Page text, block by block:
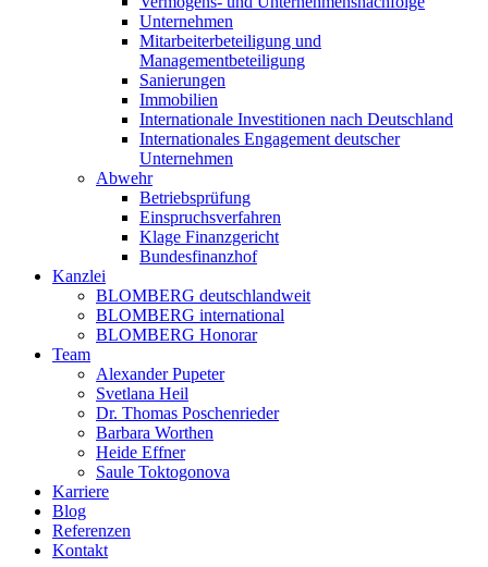
Unternehmen
Mitarbeiterbeteiligung und
Managementbeteiligung
Sanierungen
Immobilien
Internationale Investitionen nach Deutschland
Internationales Engagement deutscher
Unternehmen
Abwehr
Betriebsprüfung
Einspruchsverfahren
Klage Finanzgericht
Bundesfinanzhof
Kanzlei
BLOMBERG deutschlandweit
BLOMBERG international
BLOMBERG Honorar
Team
Alexander Pupeter
Svetlana Heil
Dr. Thomas Poschenrieder
Barbara Worthen
Heide Effner
Saule Toktogonova
Karriere
Blog
Referenzen
Kontakt